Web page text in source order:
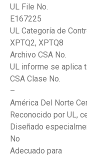
UL File No.
E167225
UL Categoría de
XPTQ2, XPTQ8
Archivo CSA No.
UL informe se aplica
CSA Clase No.
–
América Del Norte
Reconocido por UL,
Diseñado
No
Adecuado para